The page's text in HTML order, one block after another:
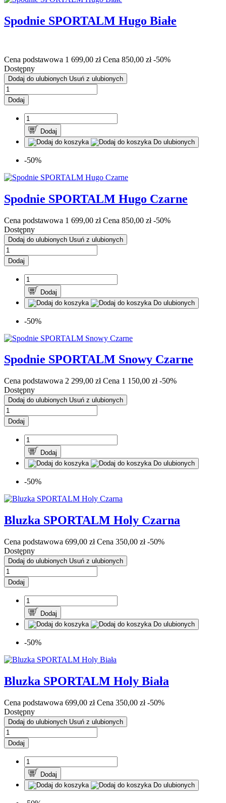
Spodnie SPORTALM Hugo Białe
Cena podstawowa 1 699,00 zł Cena 850,00 zł -50%
Dostępny
Dodaj do ulubionych Usuń z ulubionych
Dodaj
Dodaj
Do ulubionych
-50%
Spodnie SPORTALM Hugo Czarne
Cena podstawowa 1 699,00 zł Cena 850,00 zł -50%
Dostępny
Dodaj do ulubionych Usuń z ulubionych
Dodaj
Dodaj
Do ulubionych
-50%
Spodnie SPORTALM Snowy Czarne
Cena podstawowa 2 299,00 zł Cena 1 150,00 zł -50%
Dostępny
Dodaj do ulubionych Usuń z ulubionych
Dodaj
Dodaj
Do ulubionych
-50%
Bluzka SPORTALM Holy Czarna
Cena podstawowa 699,00 zł Cena 350,00 zł -50%
Dostępny
Dodaj do ulubionych Usuń z ulubionych
Dodaj
Dodaj
Do ulubionych
-50%
Bluzka SPORTALM Holy Biała
Cena podstawowa 699,00 zł Cena 350,00 zł -50%
Dostępny
Dodaj do ulubionych Usuń z ulubionych
Dodaj
Dodaj
Do ulubionych